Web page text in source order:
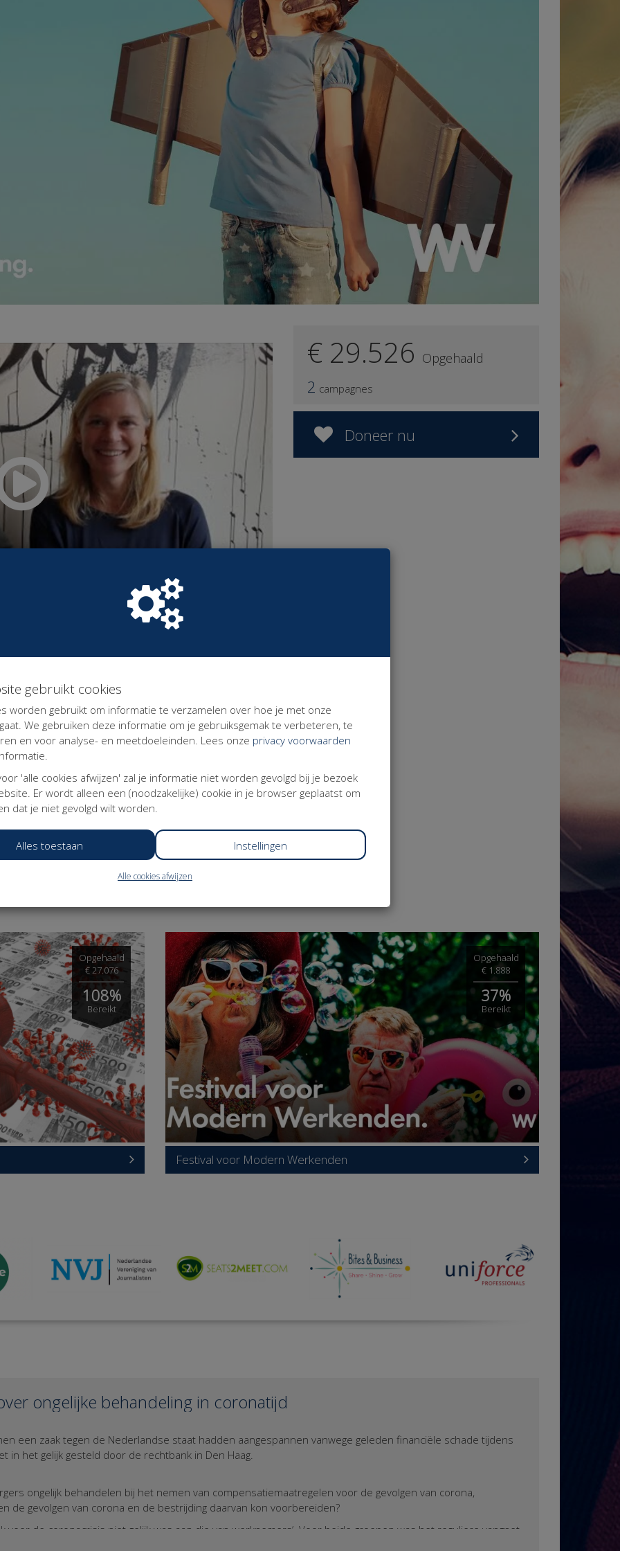
Werkenden: mensen die zelf de regie willen
Omdat alleen de traditionele polderpartijen zich
Werkenden vaak genegeerd of naar traditionele
voor de economie en voor de samenleving. Daar
Modern Werkenden te verenigen en door zich actief
de arbeidsmarkt en het sociale stelsel.
zich verzekerd weten van een zelfde basis
werk en de keuzes die ze daarin maken.
zekerheden gekoppeld worden aan mensen in plaats
€ 29.526 Opgehaald
2 campagnes
Doneer nu
Opgehaald
€ 27.076
108%
Bereikt
Opgehaald
€ 1.888
37%
Bereikt
Festival voor Modern Werkenden
ongelijke behandeling in coronatijd
een zaak tegen de Nederlandse staat hadden aangespannen vanwege geleden financiële schade tijdens
in het gelijk gesteld door de rechtbank in Den Haag.
ongelijk behandelen bij het nemen van compensatiemaatregelen voor de gevolgen van corona,
de gevolgen van corona en de bestrijding daarvan kon voorbereiden?
voor de coronacrisis niet gelijk was aan die van werknemers’. Voor beide groepen was het reguliere vangnet
situatie en dus mocht de Staat ook ongelijke steunmaatregelen bieden. De werknemer in loondienst
gebruikt cookies
worden gebruikt om informatie te verzamelen over hoe je met onze
We gebruiken deze informatie om je gebruiksgemak te verbeteren, te
en voor analyse- en meetdoeleinden. Lees onze privacy voorwaarden
'alle cookies afwijzen' zal je informatie niet worden gevolgd bij je bezoek
Er wordt alleen een (noodzakelijke) cookie in je browser geplaatst om
dat je niet gevolgd wilt worden.
Alles toestaan Instellingen
Alle cookies afwijzen